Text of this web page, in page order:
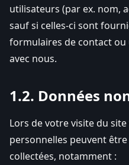
utilisateurs (par ex. nom,
sauf si celles-ci sont
formulaires de contact
avec nous.
1.2. Données
Lors de votre visite du
personnelles peuvent
collectées, notamment :